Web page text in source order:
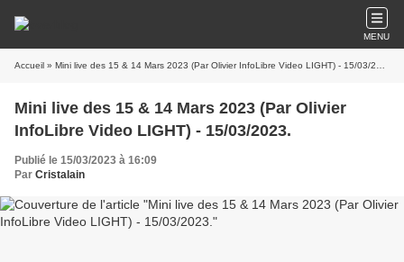
MENU
Accueil » Mini live des 15 & 14 Mars 2023 (Par Olivier InfoLibre Video LIGHT) - 15/03/2023.
Mini live des 15 & 14 Mars 2023 (Par Olivier
InfoLibre Video LIGHT) - 15/03/2023.
Publié le 15/03/2023 à 16:09
Par Cristalain